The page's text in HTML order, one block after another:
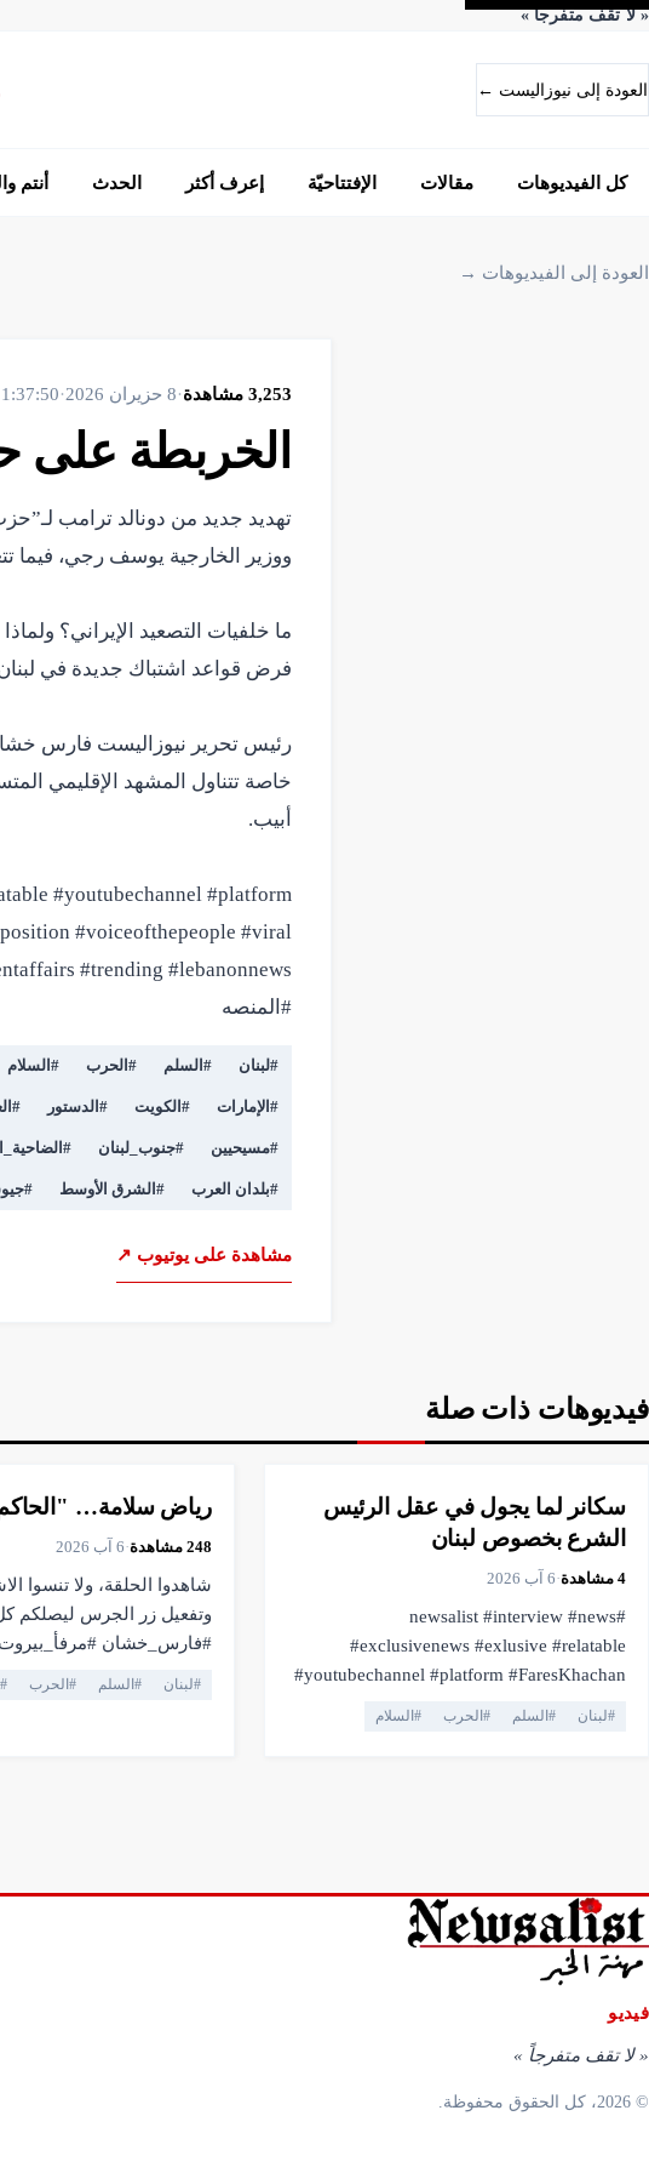
«لا تقف متفرجاً»
العودة إلى نيوزاليست ←
كل الفيديوهات مقالات الإفتتاحيّة إعرف أكثر الحدث أنتم
العودة إلى الفيديوهات →
3,253 مشاهدة·8 حزيران 2026 ·
1:37:50
الخربطة على
تهديد جديد من دونالد ترامب
ما خلفيات التصعيد الإيراني؟
رئيس تحرير نيوزاليست فارس خشان
خاصة تتناول المشهد الإقليمي
#youtubechannel #platform
#voiceofthepeople #viral
#المنصه
#لبنان # السلم # الحرب # السلام
# الإمارات # الكويت # الدستور #
#مسيحيين #جنوب_لبنان #
#بلدان العرب # الشرق الأوسط #
مشاهدة على يوتيوب ↗
فيديوهات ذات صلة
25:36
▶فيديو
سكانر لما يجول في عقل الرئيس
الشرع بخصوص لبنان
4 مشاهدة·6 آب 2026
#newsalist #interview #news
#exclusivenews #exlusive #relatable
#youtubechannel #platform #FaresKhachan
#لبنان # السلم # الحرب # السلام
16:04
▶فيديو
رياض سلامة…
248 مشاهدة·6 آب 2026
شاهدوا الحلقة، ولا تنسوا
وتفعيل زر الجرس ليصلكم
#فارس_خشان #مرفأ_بيروت
#لبنان # السلم # الحرب #
فيديو
«لا تقف متفرجاً »
© 2026، كل الحقوق محفوظة.